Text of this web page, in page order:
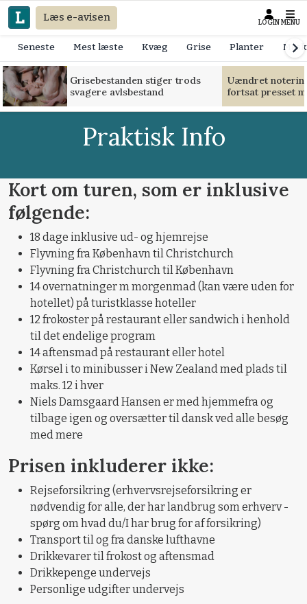
Læs e-avisen LOGIN MENU
Seneste Mest læste Kvæg Grise Planter
Grisebestanden stiger trods
svagere avlsbestand
Uændret
fortsat presset
Praktisk Info
Kort om turen, som er inklusive
følgende:
18 dage inklusive ud- og hjemrejse
Flyvning fra København til Christchurch
Flyvning fra Christchurch til København
14 overnatninger m morgenmad (kan være uden for
hotellet) på turistklasse hoteller
12 frokoster på restaurant eller sandwich i henhold
til det endelige program
14 aftensmad på restaurant eller hotel
Kørsel i to minibusser i New Zealand med plads til
maks. 12 i hver
Niels Damsgaard Hansen er med hjemmefra og
tilbage igen og oversætter til dansk ved alle besøg
med mere
Prisen inkluderer ikke:
Rejseforsikring (erhvervsrejseforsikring er
nødvendig for alle, der har landbrug som erhverv -
spørg om hvad du/I har brug for af forsikring)
Transport til og fra danske lufthavne
Drikkevarer til frokost og aftensmad
Drikkepenge undervejs
Personlige udgifter undervejs